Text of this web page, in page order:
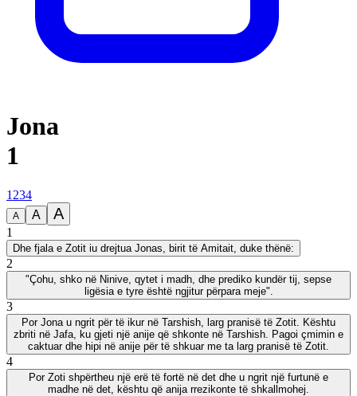
Jona
1
1 234
A A A
1
Dhe fjala e Zotit iu drejtua Jonas, birit të Amitait, duke thënë:
2
"Çohu, shko në Ninive, qytet i madh, dhe prediko kundër tij, sepse
ligësia e tyre është ngjitur përpara meje".
3
Por Jona u ngrit për të ikur në Tarshish, larg pranisë të Zotit. Kështu
zbriti në Jafa, ku gjeti një anije që shkonte në Tarshish. Pagoi çmimin e
caktuar dhe hipi në anije për të shkuar me ta larg pranisë të Zotit.
4
Por Zoti shpërtheu një erë të fortë në det dhe u ngrit një furtunë e
madhe në det, kështu që anija rrezikonte të shkallmohej.